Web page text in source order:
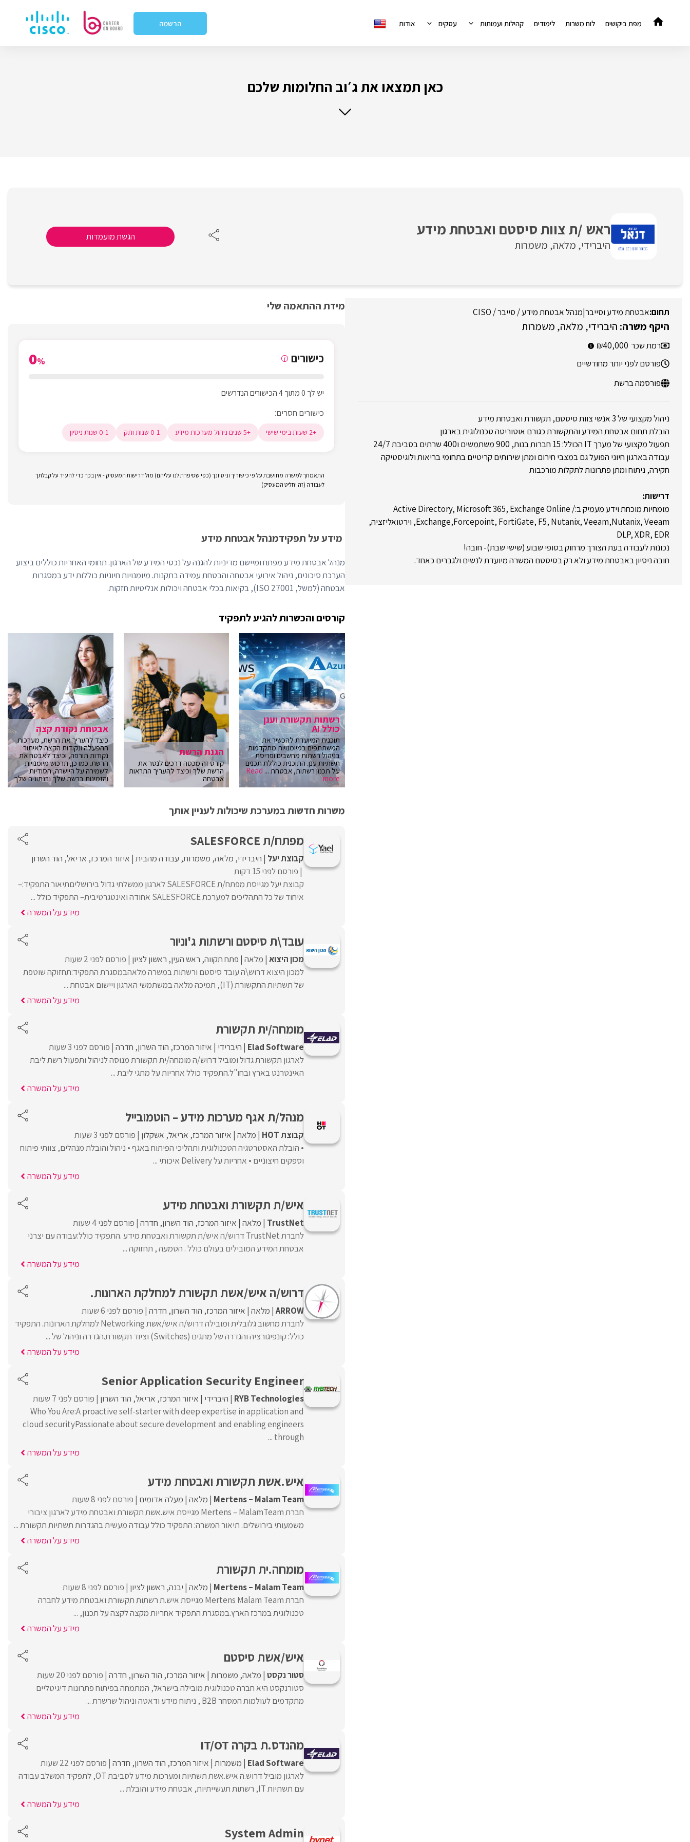
מפת ביקושים לוח משרות לימודים קהילות ועמותות עסקים אודות הרשמה
כאן תמצאו את ג׳וב החלומות שלכם
ראש /ת צוות סיסטם ואבטחת מידע
היברידי מלאה משמרות
הגשת מועמדות
אבטחת מידע וסייבר|מנהל אבטחת מידע / סייבר / CISO
היברידי מלאה משמרות
רמת שכר 40,000
פורסם לפני יותר מחודשיים
פורסמה ברשת
ניהול מקצועי של 3 אנשי צוות סיסטם, תקשורת ואבטחת מידע
הובלת תחום אבטחת המידע והתקשורת כגורם אוטוריטה טכנולוגית בארגון
תפעול מקצועי של מערך IT הכולל: 15 חברות בנות, 900 משתמשים ו400 שרתים בסביבת 24/7
עבודה בארגון חיוני הפועל גם במצבי חירום ומתן שירותים קריטיים בתחומי בריאות ולוגיסטיקה
חקירה, ניתוח ומתן פתרונות לתקלות מורכבות
דרישות:
מומחיות מוכחת וידע מעמיק ב:Active Directory, Microsoft 365, Exchange Online /
Exchange,Forcepoint, FortiGate, F5, Nutanix, Veeam,Nutanix, Veeam, וירטואליזציה,
DLP, XDR, EDR
נכונות לעבודה בעת הצורך מרחוק בסופי שבוע (שישי שבת)- חובה!
חובה ניסיון באבטחת מידע ולא רק בסיסטם המשרה מיועדת לנשים ולגברים כאחד.
מידת ההתאמה שלי
כישורים i
0%
יש לך 0 מתוך 4 הכישורים הנדרשים
כישורים חסרים:
+2 שעות בימי שישי +5 שנים ניהול מערכות מידע 0-1 שנות ותק 0-1 שנות ניסיון
התאמתך למשרה מחושבת על פי כישוריך וניסיונך (כפי שסיפרת לנו עליהם) מול דרישות המעסיק - אין בכך כדי להעיד על קבלתך
לעבודה (זה יחליט המעסיק)
מידע על תפקידמנהל אבטחת מידע
מנהל אבטחת מידע מפתח ומיישם מדיניות להגנה על נכסי המידע של הארגון. תחומי האחריות כוללים ביצוע
הערכת סיכונים, ניהול אירועי אבטחה והבטחת עמידה בתקנות. מיומנויות חיוניות כוללות ידע במסגרות
אבטחה (למשל, ISO 27001), בקיאות בכלי אבטחה ויכולות אנליטיות חזקות.
קורסים והכשרות להגיע לתפקיד
רשתות תקשורת וענן
כולל AI
תוכנית המיועדת להכשיר את
המשתתפים במיומנויות מתקדמות
בניהול רשתות מחשבים ופריסת
תשתיות ענן. התוכנית כוללת תכנים
על תכנון רשתות, אבטחת ... Read
more
הגנת הרשת
קורס זה מכסה דרכים לנטר את
הרשת שלך וכיצד להעריך התראות
אבטחה
אבטחת נקודת קצה
כיצד להעריך את הרשת, מערכות
ההפעלה ונקודות הקצה לאיתור
נקודות תורפה, וכיצד לאבטח את
הרשת. כמו כן, תרכוש מיומנויות
לשמירה על היושרה, הסודיות
והזמינות ברשת שלך ובנתונים שלך
משרות חדשות במערכת שיכולות לעניין אותך
מפתח/ת SALESFORCE
קבוצת יעל היברידי מלאה משמרות עבודה מהבית איזור המרכז אריאל הוד השרון
פורסם לפני 15 דקות
קבוצת יעל מגייסת מפתח/ת SALESFORCE לארגון ממשלתי גדול בירושליםתיאור התפקיד:–
איחוד של כל התהליכים למערכת SALESFORCE אחודה ואינטגרטיבית– התפקיד כולל ...
מידע על המשרה
עובד\ת סיסטם ורשתות ג'וניור
מכון היצוא מלאה פתח תקווה ראש העין ראשון לציון פורסם לפני 2 שעות
למכון היצוא דרוש\ה עובד סיסטם ורשתות במשרה מלאהבמסגרת התפקיד:תחזוקה שוטפת
של תשתיות התקשורת (IT), תמיכה מלאה במשתמשי הארגון ויישום אבטחת ...
מידע על המשרה
מומחה/ית תקשורת
Elad Software היברידי איזור המרכז הוד השרון חדרה פורסם לפני 3 שעות
לארגון תקשורת גדול ומוביל דרוש/ה מומחה/ית תקשורת מנוסה לניהול ותפעול רשת ליבת
האינטרנט בארץ ובחו"ל.התפקיד כולל אחריות על מתגי ליבת ...
מידע על המשרה
מנהל/ת אגף מערכות מידע – הוטמובייל
קבוצת HOT מלאה איזור המרכז אריאל אשקלון פורסם לפני 3 שעות
• הובלת האסטרטגיה הטכנולוגית ותהליכי הפיתוח באגף • ניהול והובלת מנהלים, צוותי פיתוח
וספקים חיצוניים • אחריות על Delivery איכותי ...
מידע על המשרה
איש/ת תקשורת ואבטחת מידע
TrustNet מלאה איזור המרכז הוד השרון חדרה פורסם לפני 4 שעות
לחברת TrustNet דרוש/ה איש/ת תקשורת ואבטחת מידע .התפקיד כולל:עבודה עם יצרני
אבטחת המידע המובילים בעולם כולל . הטמעה , תחזוקה ...
מידע על המשרה
דרוש/ה איש/אשת תקשורת למחלקת הארונות.
ARROW מלאה איזור המרכז הוד השרון חדרה פורסם לפני 6 שעות
לחברת מחשוב גלובלית ומובילה דרוש/ה איש/אשת Networking למחלקת הארונות. התפקיד
כולל: קונפיגורציה והגדרה של מתגים (Switches) וציוד תקשורת.הגדרה וניהול של ...
מידע על המשרה
Senior Application Security Engineer
RYB Technologies היברידי איזור המרכז אריאל הוד השרון פורסם לפני 7 שעות
Who You Are:A proactive self-starter with deep expertise in application and
cloud securityPassionate about secure development and enabling engineers
through ...
מידע על המשרה
איש.אשת תקשורת ואבטחת מידע
Mertens – Malam Team מלאה מעלה אדומים פורסם לפני 8 שעות
חברת Mertens – MalamTeam מגייסת איש.אשת תקשורת ואבטחת מידע לארגון ציבורי
משמעותי בירושלים. תיאור המשרה: התפקיד כולל עבודה מעשית בהגדרות תשתיות תקשורת ...
מידע על המשרה
מומחה.ית תקשורת
Mertens – Malam Team מלאה יבנה ראשון לציון פורסם לפני 8 שעות
חברת Mertens Malam Team מגייסת איש.ת רשתות תקשורת ואבטחת מידע לחברה
טכנולוגית במרכז הארץ.במסגרת התפקיד אחריות מקצה לקצה על תכנון, ...
מידע על המשרה
איש/אשת סיסטם
סטור נקסט מלאה משמרות איזור המרכז הוד השרון חדרה פורסם לפני 20 שעות
סטורנקסט היא חברה טכנולוגית מובילה בישראל, המתמחה בפיתוח פתרונות דיגיטליים
מתקדמים לעולמות המסחר B2B , ניתוח מידע ודאטה וניהול שרשרת ...
מידע על המשרה
מהנדס.ת בקרה IT/OT
Elad Software משמרות איזור המרכז הוד השרון חדרה פורסם לפני 22 שעות
לארגון מוביל דרוש.ה איש.אשת תשתיות ומערכות מידע לסביבת OT, לתפקיד המשלב עבודה
עם תשתיות IT, רשתות תעשייתיות, אבטחת מידע והובלת ...
מידע על המשרה
System Admin